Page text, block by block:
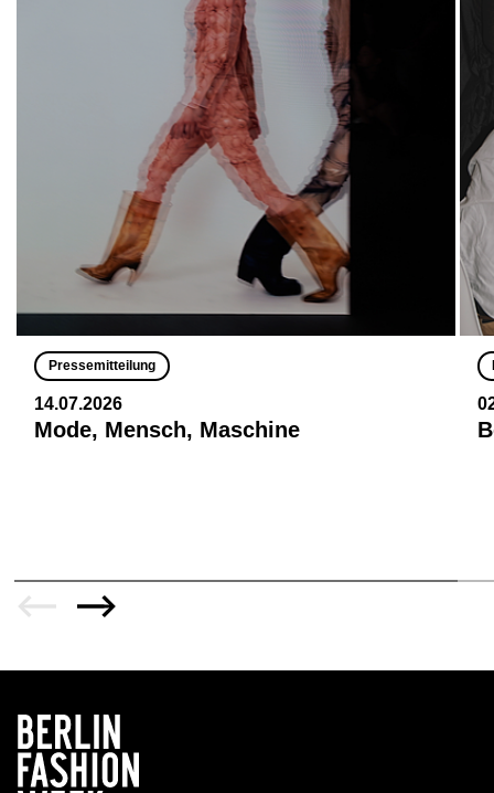
Pressemitteilung
14.07.2026
Mode, Mensch, Maschine